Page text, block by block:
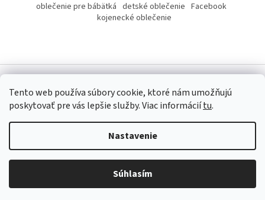
Tento web používa súbory cookie, ktoré nám umožňujú
poskytovať pre vás lepšie služby.Viac informáciítu.
Nastavenie
Súhlasím
oblečenie pre bábätká detské oblečenie Facebook
kojenecké oblečenie
Copyright 2026Milinko oblečenie. Všetky práva vyhradené.